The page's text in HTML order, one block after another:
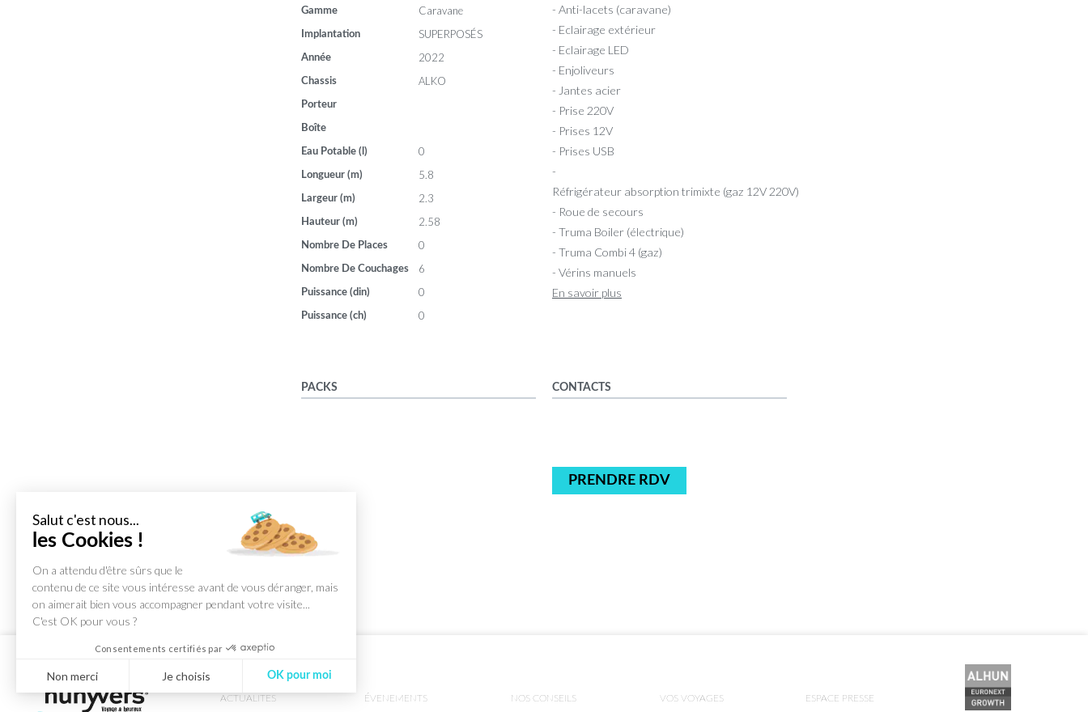
Gamme Caravane
Implantation SUPERPOSÉS
Année 2022
Chassis ALKO
Porteur
Boîte
Eau Potable (l) 0
Longueur (m) 5.8
Largeur (m) 2.3
Hauteur (m) 2.58
Nombre De Places 0
Nombre De Couchages 6
Puissance (din) 0
Puissance (ch) 0
- Anti-lacets (caravane)
- Eclairage extérieur
- Eclairage LED
- Enjoliveurs
- Jantes acier
- Prise 220V
- Prises 12V
- Prises USB
-
Réfrigérateur absorption trimixte (gaz 12V 220V)
- Roue de secours
- Truma Boiler (électrique)
- Truma Combi 4 (gaz)
- Vérins manuels
En savoir plus
PACKS CONTACTS
PRENDRE RDV
ACTUALITES ÉVENEMENTS NOS CONSEILS VOS VOYAGES ESPACE PRESSE
Salut c'est nous...
les Cookies !
On a attendu d'être sûrs que le
contenu de ce site vous intéresse avant de vous déranger, mais
on aimerait bien vous accompagner pendant votre visite...
C'est OK pour vous ?
Consentements certifiés par
Non merci Je choisis OK pour moi
Axeptio consent
Plateforme de Gestion du Consentement : Personnalisez vos Options